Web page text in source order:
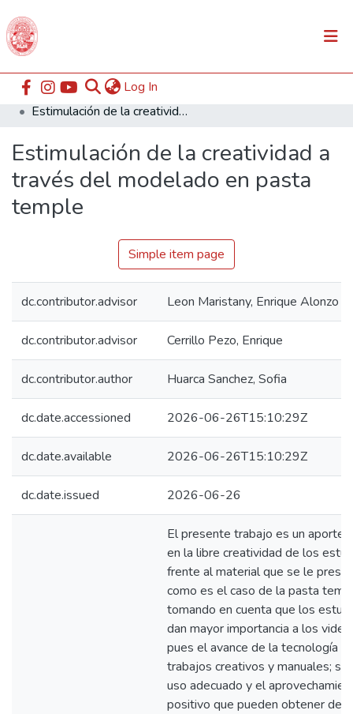
Log In
Communities & Collections
All of DSpace
Statistics
Home ESABAC
Facultad de Educación
Estimulación de la creatividad a través del modelado en pasta temple
Estimulación de la creatividad a
través del modelado en pasta
temple
Simple item page
dc.contributor.advisor Leon Maristany, Enrique Alonzo
dc.contributor.advisor Cerrillo Pezo, Enrique
dc.contributor.author Huarca Sanchez, Sofia
dc.date.accessioned 2026-06-26T15:10:29Z
dc.date.available 2026-06-26T15:10:29Z
dc.date.issued 2026-06-26
El presente trabajo es un aporte
en la libre creatividad de los
frente al material que se le
como es el caso de la pasta
tomando en cuenta que los
dan mayor importancia a los
pues el avance de la tecnología
trabajos creativos y manuales;
uso adecuado y el
positivo que pueden obtener del